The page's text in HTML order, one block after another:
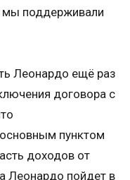
мы поддерживали
Леонардо ещё раз
договора с
основным пунктом
доходов от
Леонардо пойдет в